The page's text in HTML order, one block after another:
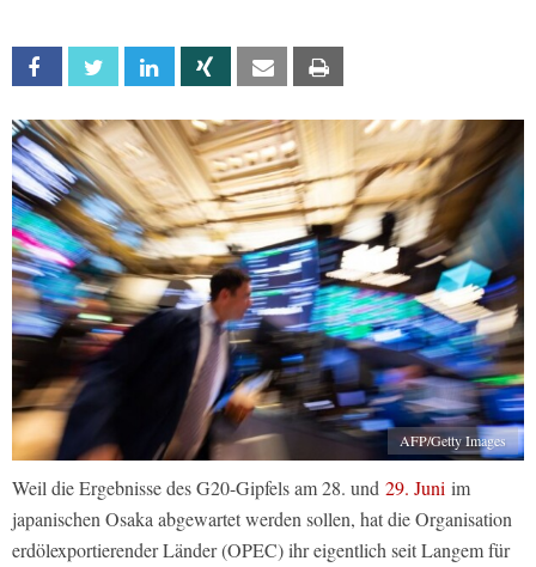
Facebook Twitter Linkedin Xing Email
AFP/Getty Images
Weil die Ergebnisse des G20-­Gipfels am 28. und 29. Juni im
japanischen Osaka abgewartet werden sollen, hat die Organisation
erdölexportierender Länder (OPEC) ihr eigentlich seit Langem für